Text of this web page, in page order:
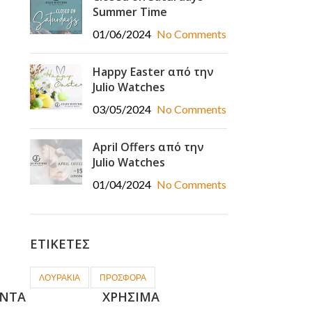
Summer Time
01/06/2024 No Comments
Happy Easter από την
Julio Watches
03/05/2024 No Comments
April Offers από την
Julio Watches
01/04/2024 No Comments
ΕΤΙΚΈΤΕΣ
ΛΟΥΡΑΚΙΑ ΠΡΟΣΦΟΡΑ
ΧΡΉΣΙΜΑ